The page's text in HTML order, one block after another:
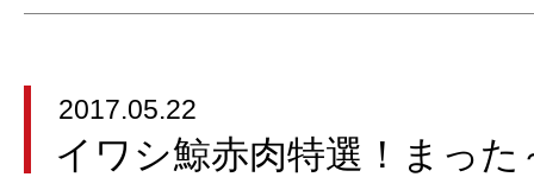
2017.05.22
イワシ鯨赤肉特選！まっ